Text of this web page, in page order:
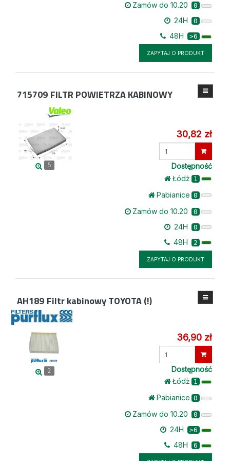
Zamów do 10.20 0
24H 0
48H >6
ZAPYTAJ O PRODUKT
715709 FILTR POWIETRZA KABINOWY
5
30,82 zł
Dostępność
Łódż 1
Pabianice 0
Zamów do 10.20 0
24H 0
48H 2
ZAPYTAJ O PRODUKT
AH189 Filtr kabinowy TOYOTA (!)
2
36,90 zł
Dostępność
Łódż 1
Pabianice 0
Zamów do 10.20 0
24H >6
48H 6